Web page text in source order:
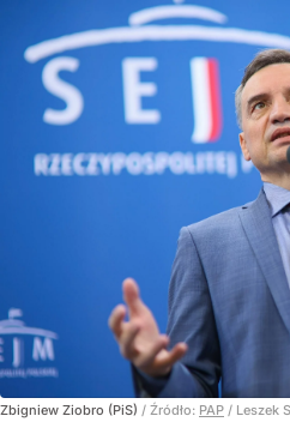
Zbigniew Ziobro (PiS) / Źródło: PAP / Leszek